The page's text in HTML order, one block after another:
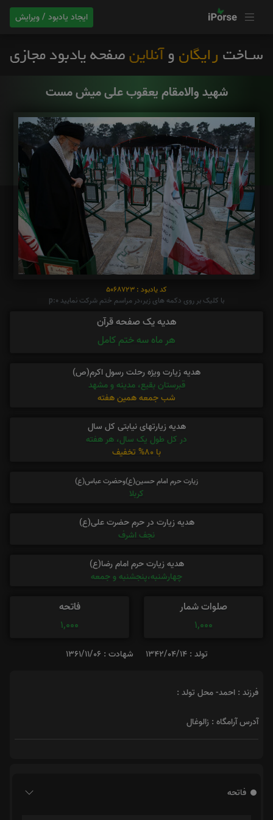
ایجاد یادبود / ویرایش
شهید والامقام یعقوب علی میش مست
کد یادبود : 5068723
با کلیک بر روی دکمه های زیر،در مراسم ختم شرکت نمایید p:0
هدیه یک صفحه قرآن
هر ماه سه ختم کامل
هدیه زیارت ویژه رحلت رسول اکرم(ص)
قبرستان بقیع، مدینه و مشهد
شب جمعه همین هفته
هدیه زیارتهای نیابتی کل سال
در کل طول یک سال، هر هفته
با 80% تخفیف
زیارت حرم امام حسین(ع)وحضرت عباس(ع)
کربلا
هدیه زیارت در حرم حضرت علی(ع)
نجف اشرف
هدیه زیارت حرم امام رضا(ع)
چهارشنبه،پنجشنبه و جمعه
صلوات شمار
1,000
فاتحه
1,000
تولد : 1342/04/14 شهادت : 1361/11/06
فرزند : احمد- محل تولد :
آدرس آرامگاه : زالوغال
فاتحه